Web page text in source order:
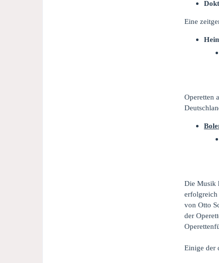
Eine
Operetten
Die Musik
erfolgreich
von Otto
der
Einige der